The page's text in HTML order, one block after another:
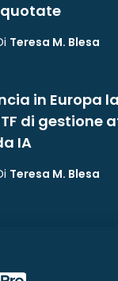
quotate
Teresa M. Blesa
in Europa
di gestione
IA
Teresa M. Blesa